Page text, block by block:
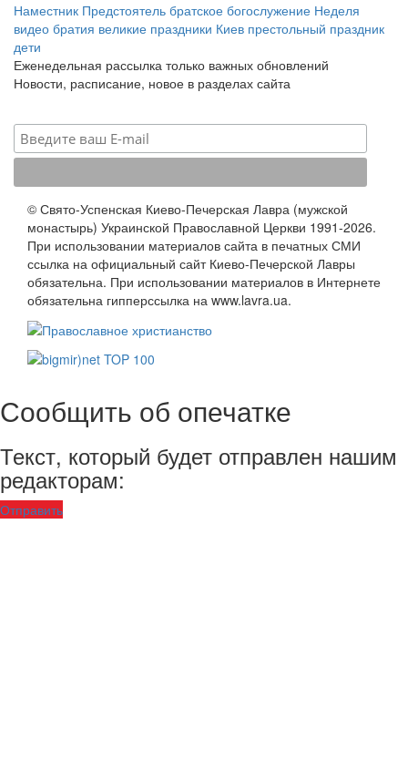
Наместник Предстоятель братское богослужение Неделя
видео братия великие праздники Киев престольный праздник
дети
Еженедельная рассылка только важных обновлений
Новости, расписание, новое в разделах сайта
© Свято-Успенская Киево-Печерская Лавра (мужской
монастырь) Украинской Православной Церкви 1991-2026.
При использовании материалов сайта в печатных СМИ
ссылка на официальный сайт Киево-Печерской Лавры
обязательна. При использовании материалов в Интернете
обязательна гипперссылка на www.lavra.ua.
Сообщить об опечатке
Текст, который будет отправлен нашим
редакторам:
Отправить